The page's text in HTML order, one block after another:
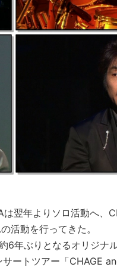
翌年よりソロ活動へ、
活動を行ってきた。
年ぶりとなるオリジナ
サートツアー「CHAGE